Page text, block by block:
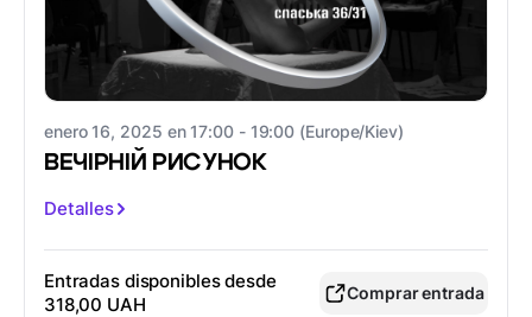
enero 16, 2025 en 17:00 - 19:00 (Europe/Kiev)
ВЕЧІРНІЙ РИСУНОК
Detalles
Entradas disponibles desde
318,00 UAH
Comprar entrada